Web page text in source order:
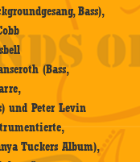
Bass),
(Bass,
und Peter Levin
Tuckers Album),